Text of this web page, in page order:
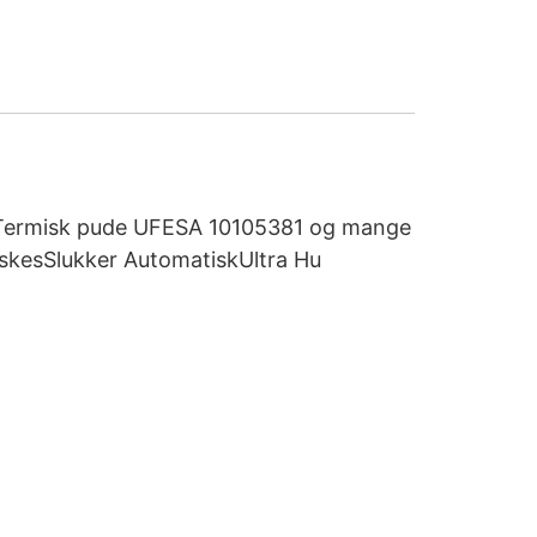
pude UFESA 10105381 og mange
AutomatiskUltra Hu